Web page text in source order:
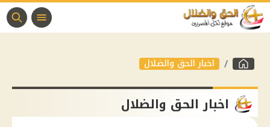
اخبار الحق والضلال
اخبار الحق والضلال